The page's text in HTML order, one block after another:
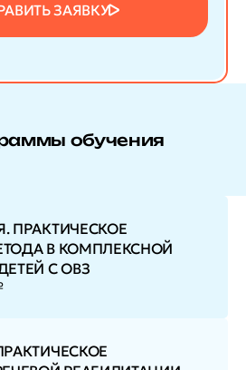
ЗАЯВКУ
обучения
ПРАКТИЧЕСКОЕ
В КОМПЛЕКСНОЙ
С ОВЗ